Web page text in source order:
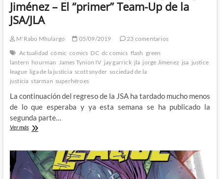
Jiménez – El “primer” Team-Up de la
JSA/JLA
M'Rabo Mhulargo 05/09/2019
23 comentarios
Actualidad cómic comics DC dc comics flash green
lantern hourman James Tynion IV jay garrick jla jorge Jimenez jsa justice
league liga de la justicia scott snyder sociedad de la
justicia starman superhéroes
La continuación del regreso de la JSA ha tardado mucho menos
de lo que esperaba y ya esta semana se ha publicado la
segunda parte…
Ver másJustice
de
Snyder,
Tynion